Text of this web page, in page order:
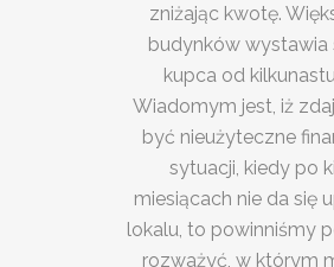
zniżając kwotę.
budynków wystawia
kupca od
Wiadomym jest, iż
być nieużyteczne
sytuacji, kiedy po
miesiącach nie da się
lokalu, to powinniśmy
rozważyć, w którym